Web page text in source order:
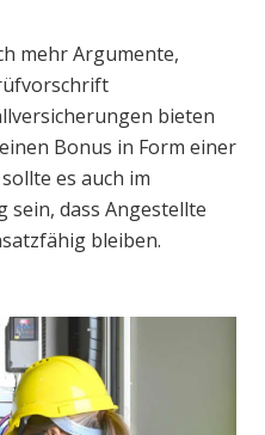
mehr Argumente,
bieten
Bonus in Form einer
es auch im
sein, dass Angestellte
bleiben.